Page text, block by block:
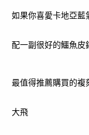
如果你喜愛卡地亞
配一副很好的鱷魚皮
最值得推薦購買的複
大飛